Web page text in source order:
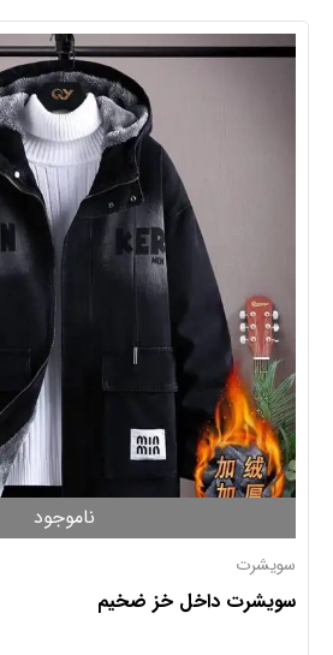
ناموجود
سویشرت
سویشرت داخل خز ضخیم